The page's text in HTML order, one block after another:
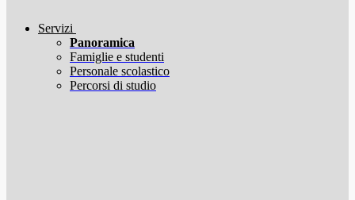
Servizi
Panoramica
Famiglie e studenti
Personale scolastico
Percorsi di studio